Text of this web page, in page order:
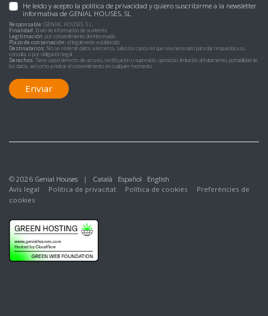
He leído y acepto la política de privacidad y quiero suscribirme a la newsletter
informativa de GENIAL HOUSES, SL
Responsable:GENIAL HOUSES, S.L.
Finalidad: Envío de información de su interés
Legitimación:por consentimiento del interesado.
Plazo de conservación:el legalmente establecido.
Destinatarios: No se cederán datos a terceros, salvo los casos en que sea necesario para dar respuesta a su
consulta, o por obligación legal.
Derechos:Tiene usted derecho de acceso, rectificación o supresión, oposición, limitación al tratamiento, portabilidad de
los datos, así como a retirar el consentimiento en cualquier momento.
Enviar
© 2026 Genial Houses | Català Español
English
Avís legal
Política de privacitat Política de cookies
Preferències de
cookies